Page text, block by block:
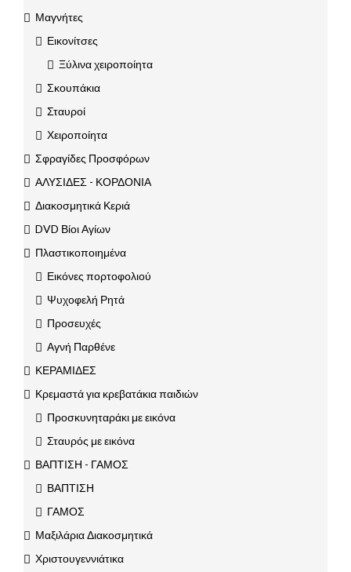
Μαγνήτες
Εικονίτσες
Ξύλινα χειροποίητα
Σκουπάκια
Σταυροί
Χειροποίητα
Σφραγίδες Προσφόρων
ΑΛΥΣΙΔΕΣ - ΚΟΡΔΟΝΙΑ
Διακοσμητικά Κεριά
DVD Βίοι Αγίων
Πλαστικοποιημένα
Εικόνες πορτοφολιού
Ψυχοφελή Ρητά
Προσευχές
Αγνή Παρθένε
ΚΕΡΑΜΙΔΕΣ
Κρεμαστά για κρεβατάκια παιδιών
Προσκυνηταράκι με εικόνα
Σταυρός με εικόνα
ΒΑΠΤΙΣΗ - ΓΑΜΟΣ
ΒΑΠΤΙΣΗ
ΓΑΜΟΣ
Μαξιλάρια Διακοσμητικά
Χριστουγεννιάτικα